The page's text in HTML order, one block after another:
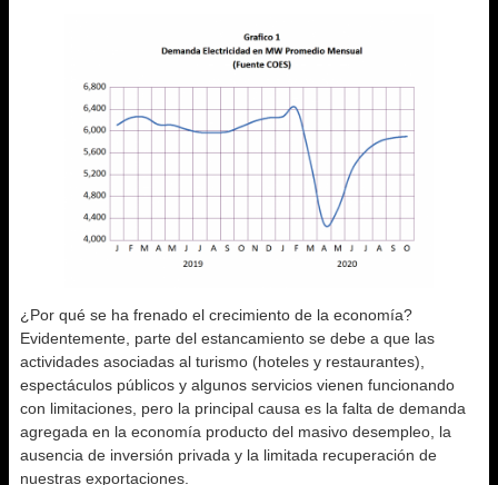
¿Por qué se ha frenado el crecimiento de la economía?
Evidentemente, parte del estancamiento se debe a que las
actividades asociadas al turismo (hoteles y restaurantes),
espectáculos públicos y algunos servicios vienen funcionando
con limitaciones, pero la principal causa es la falta de demanda
agregada en la economía producto del masivo desempleo, la
ausencia de inversión privada y la limitada recuperación de
nuestras exportaciones.